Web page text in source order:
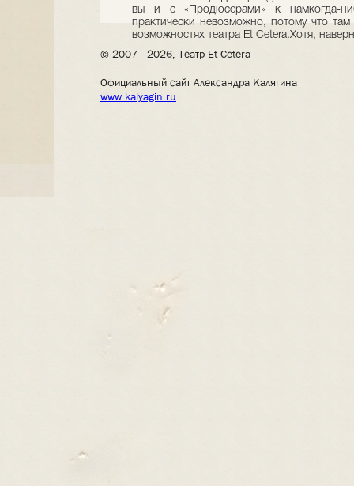
вы и с «Продюсерами» к намкогда-
практически невозможно, потому что там
возможностях театра Et Cetera.Хотя,
© 2007– 2026, Театр Et Cetera
Официальный сайт Александра Калягина
www.kalyagin.ru